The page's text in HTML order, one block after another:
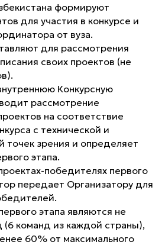
формируют
для участия в конкурсе и
от вуза.
для рассмотрения
своих проектов (не
).
Конкурсную
рассмотрение
на соответствие
с технической и
точек зрения и определяет
этапа.
победителях первого
передает Организатору для
этапа являются не
(6 команд из каждой страны),
60% от максимального